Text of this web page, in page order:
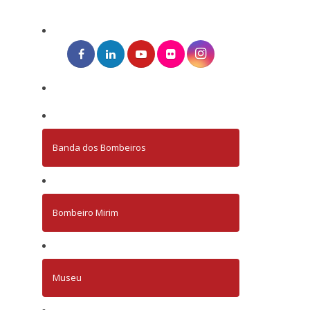
Banda dos Bombeiros
Bombeiro Mirim
Museu